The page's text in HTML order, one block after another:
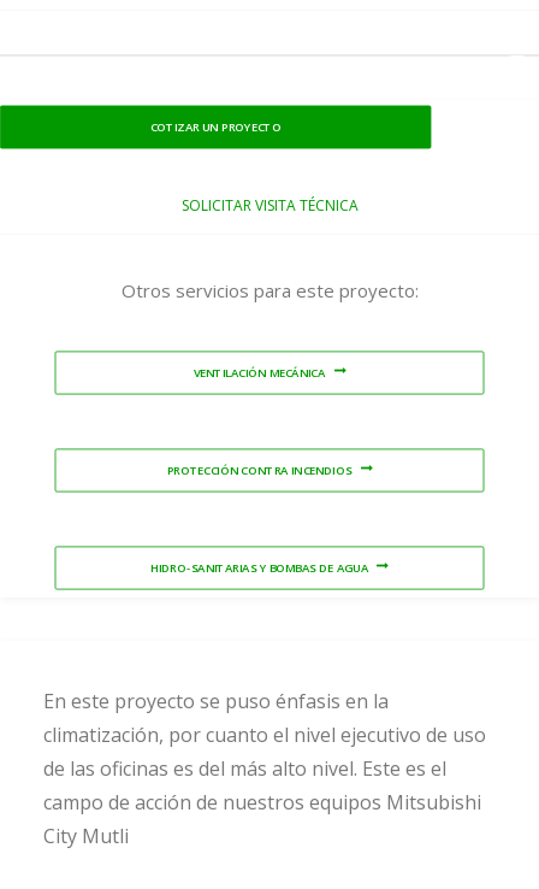
COTIZAR UN PROYECTO
SOLICITAR VISITA TÉCNICA
Otros servicios para este proyecto:
VENTILACIÓN MECÁNICA
PROTECCIÓN CONTRA INCENDIOS
HIDRO-SANITARIAS Y BOMBAS DE AGUA
En este proyecto se puso énfasis en la
climatización, por cuanto el nivel ejecutivo de uso
de las oficinas es del más alto nivel. Este es el
campo de acción de nuestros equipos Mitsubishi
City Mutli